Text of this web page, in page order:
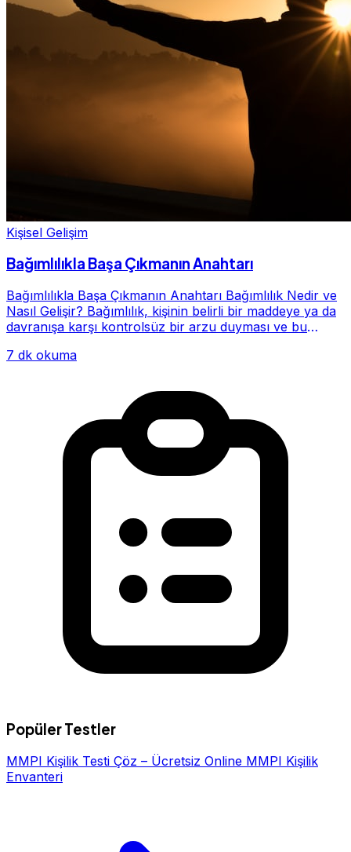
Kişisel Gelişim
Bağımlılıkla Başa Çıkmanın Anahtarı
Bağımlılıkla Başa Çıkmanın Anahtarı Bağımlılık Nedir ve
Nasıl Gelişir? Bağımlılık, kişinin belirli bir maddeye ya da
davranışa karşı kontrolsüz bir arzu duyması ve bu
7 dk okuma
Popüler Testler
MMPI Kişilik Testi Çöz – Ücretsiz Online MMPI Kişilik
Envanteri